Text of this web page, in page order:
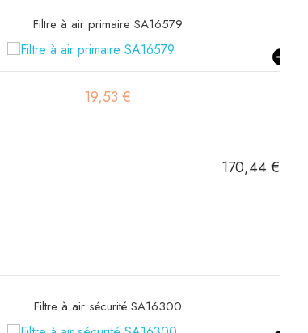
Filtre hydraulique SH66378
44,01 €
170,44 €
Filtre à air primaire SA16579